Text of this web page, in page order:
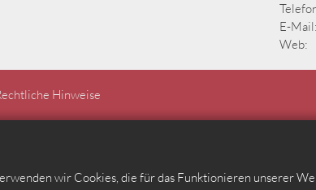
wir Cookies, die für das Funktionieren unserer
E-Mail:
Web:
Hinweise